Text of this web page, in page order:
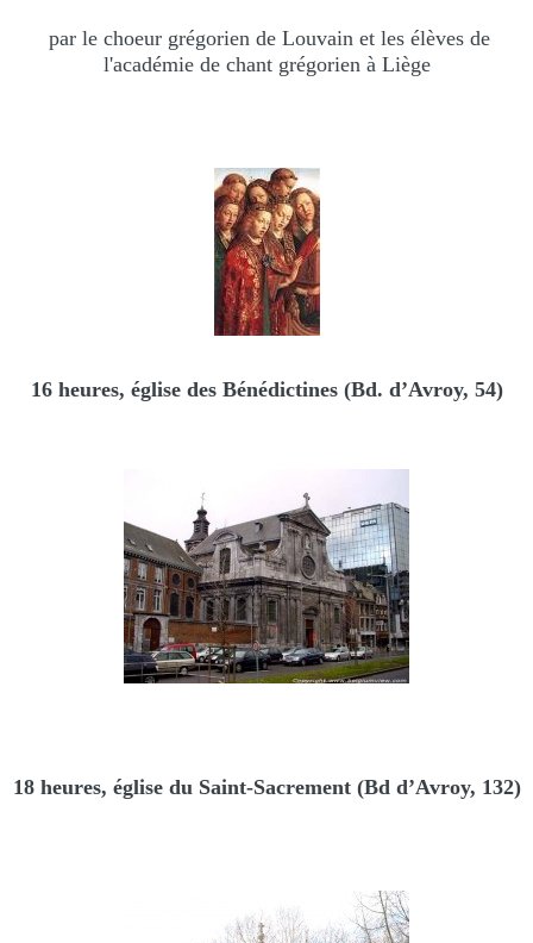
par le choeur grégorien de Louvain et les élèves de
l'académie de chant grégorien à Liège
16 heures, église des Bénédictines (Bd. d’Avroy, 54)
18 heures, église du Saint-Sacrement (Bd d’Avroy, 132)